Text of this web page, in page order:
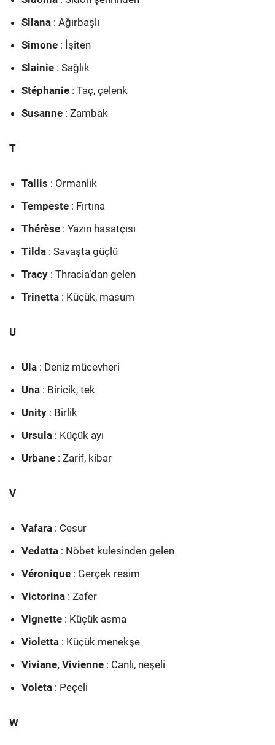
Silana : Ağırbaşlı
Simone : İşiten
Slainie : Sağlık
Stéphanie : Taç, çelenk
Susanne : Zambak
T
Tallis : Ormanlık
Tempeste : Fırtına
Thérèse : Yazın hasatçısı
Tilda : Savaşta güçlü
Tracy : Thracia’dan gelen
Trinetta : Küçük, masum
U
Ula : Deniz mücevheri
Una : Biricik, tek
Unity : Birlik
Ursula : Küçük ayı
Urbane : Zarif, kibar
V
Vafara : Cesur
Vedatta : Nöbet kulesinden gelen
Véronique : Gerçek resim
Victorina : Zafer
Vignette : Küçük asma
Violetta : Küçük menekşe
Viviane, Vivienne : Canlı, neşeli
Voleta : Peçeli
W